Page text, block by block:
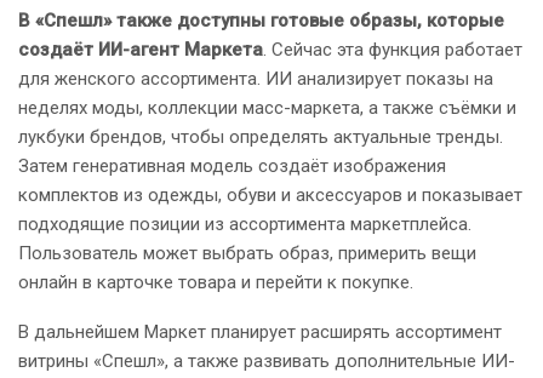
В «Спешл» также доступны готовые образы, которые
создаёт ИИ-агент Маркета. Сейчас эта функция работает
для женского ассортимента. ИИ анализирует показы на
неделях моды, коллекции масс-маркета, а также съёмки и
лукбуки брендов, чтобы определять актуальные тренды.
Затем генеративная модель создаёт изображения
комплектов из одежды, обуви и аксессуаров и показывает
подходящие позиции из ассортимента маркетплейса.
Пользователь может выбрать образ, примерить вещи
онлайн в карточке товара и перейти к покупке.
В дальнейшем Маркет планирует расширять ассортимент
витрины «Спешл», а также развивать дополнительные ИИ-